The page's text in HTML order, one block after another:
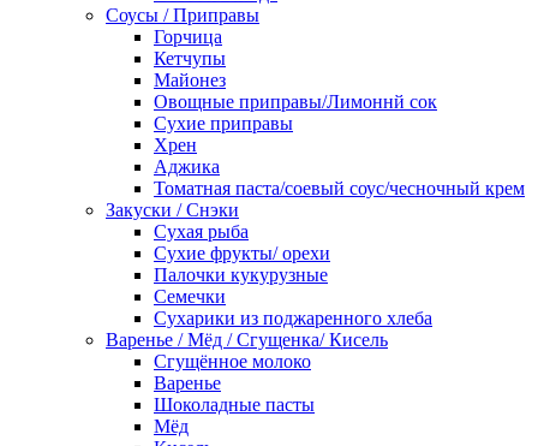
Соусы / Приправы
Горчица
Кетчупы
Майонез
Овощные приправы/Лимоннй сок
Сухие приправы
Хрен
Аджика
Томатная паста/соевый соус/чесночный крем
Закуски / Снэки
Сухая рыба
Сухие фрукты/ орехи
Палочки кукурузные
Семечки
Сухарики из поджаренного хлеба
Варенье / Мёд / Сгущенка/ Кисель
Сгущённое молоко
Варенье
Шоколадные пасты
Мёд